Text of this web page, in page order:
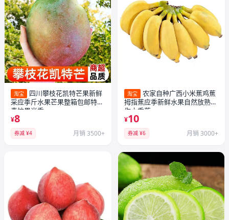
淘宝
四川攀枝花凯特芒果新鲜
采应季斤水果芒果整箱包邮特大
青忙果当季
¥8
券减 ¥4 月销 3500+
淘宝
农家自种广西小米蕉鸡蕉
拇指蕉应季新鲜水果自然放熟迷
你小香蕉
¥10
券减 ¥6 月销 3000+